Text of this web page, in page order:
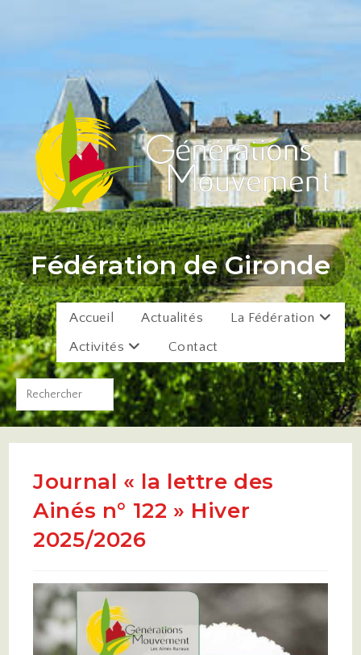
Fédération de Gironde
Accueil Actualités
La Fédération
Activités
Contact
Journal « la lettre des
Ainés n° 122 » Hiver
2025/2026